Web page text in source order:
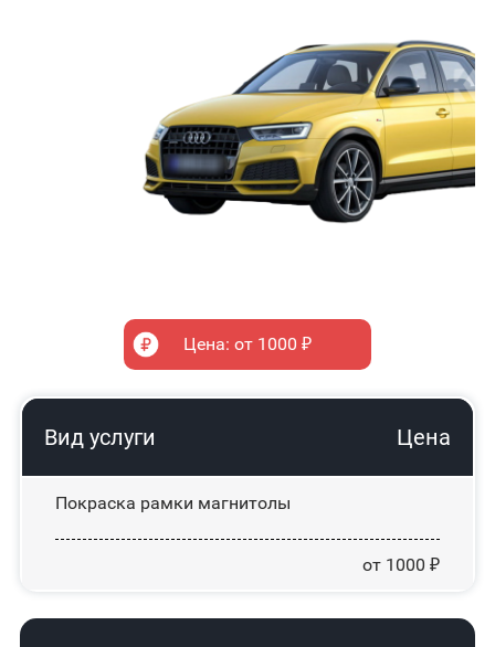
Цена: от 1000 ₽
Вид услуги Цена
Покраска рамки магнитолы
от 1000 ₽